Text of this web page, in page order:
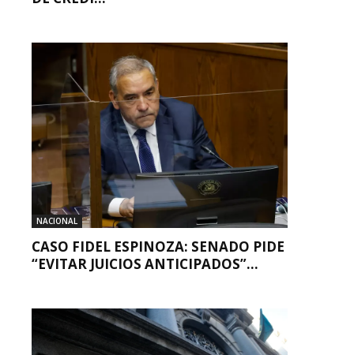
NACIONAL
CASO FIDEL ESPINOZA: SENADO PIDE
“EVITAR JUICIOS ANTICIPADOS”...